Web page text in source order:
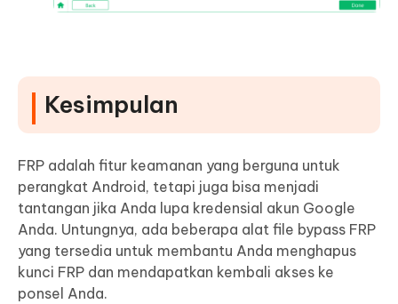
Kesimpulan
FRP adalah fitur keamanan yang berguna untuk
perangkat Android, tetapi juga bisa menjadi
tantangan jika Anda lupa kredensial akun Google
Anda. Untungnya, ada beberapa alat file bypass FRP
yang tersedia untuk membantu Anda menghapus
kunci FRP dan mendapatkan kembali akses ke
ponsel Anda.